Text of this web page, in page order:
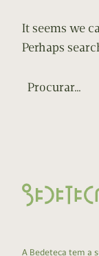
It seems we
Perhaps
A Bedeteca tem a